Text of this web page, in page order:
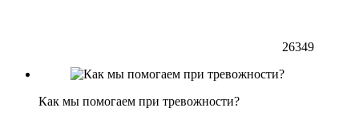
26349
Как мы помогаем при тревожности?